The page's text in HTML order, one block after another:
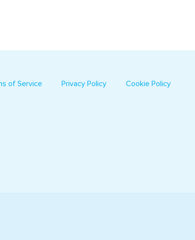
of Service Privacy Policy Cookie Policy